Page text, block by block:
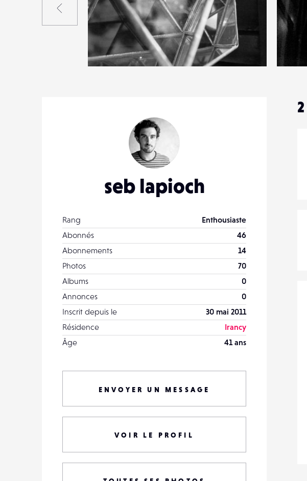
19
seb lapioch
Rang
Enthousiaste
Abonnés
46
Abonnements
14
Photos
70
Albums
0
Annonces
0
Inscrit depuis le
30 mai 2011
Résidence
Irancy
Âge
41 ans
ENVOYER UN MESSAGE
VOIR LE PROFIL
2